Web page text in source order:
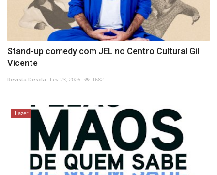
Stand-up comedy com JEL no Centro Cultural Gil
Vicente
Revista Descla Fev 23, 2026 1682
Lazer